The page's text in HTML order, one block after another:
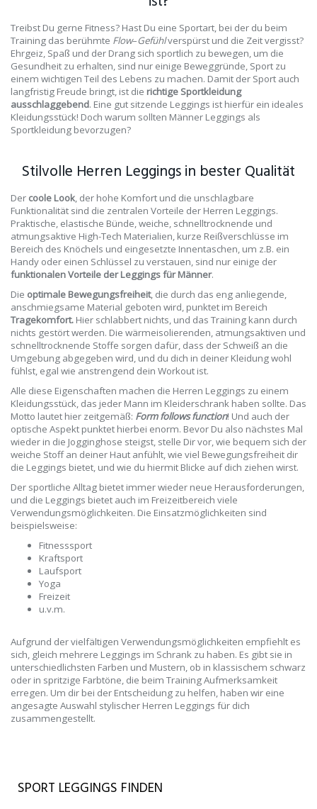
Treibst Du gerne Fitness? Hast Du eine Sportart, bei der du beim
Training das berühmte Flow–Gefühlverspürst und die Zeit vergisst?
Ehrgeiz, Spaß und der Drang sich sportlich zu bewegen, um die
Gesundheit zu erhalten, sind nur einige Beweggründe, Sport zu
einem wichtigen Teil des Lebens zu machen. Damit der Sport auch
langfristig Freude bringt, ist die richtige Sportkleidung
ausschlaggebend. Eine gut sitzende Leggings ist hierfür ein ideales
Kleidungsstück! Doch warum sollten Männer Leggings als
Sportkleidung bevorzugen?
Stilvolle Herren Leggings in bester Qualität
Der coole Look, der hohe Komfort und die unschlagbare
Funktionalität sind die zentralen Vorteile der Herren Leggings.
Praktische, elastische Bünde, weiche, schnelltrocknende und
atmungsaktive High-Tech Materialien, kurze Reißverschlüsse im
Bereich des Knöchels und eingesetzte Innentaschen, um z.B. ein
Handy oder einen Schlüssel zu verstauen, sind nur einige der
funktionalen Vorteile der Leggings für Männer.
Die optimale Bewegungsfreiheit, die durch das eng anliegende,
anschmiegsame Material geboten wird, punktet im Bereich
Tragekomfort. Hier schlabbert nichts, und das Training kann durch
nichts gestört werden. Die wärmeisolierenden, atmungsaktiven und
schnelltrocknende Stoffe sorgen dafür, dass der Schweiß an die
Umgebung abgegeben wird, und du dich in deiner Kleidung wohl
fühlst, egal wie anstrengend dein Workout ist.
Alle diese Eigenschaften machen die Herren Leggings zu einem
Kleidungsstück, das jeder Mann im Kleiderschrank haben sollte. Das
Motto lautet hier zeitgemäß: Form follows function! Und auch der
optische Aspekt punktet hierbei enorm. Bevor Du also nächstes Mal
wieder in die Jogginghose steigst, stelle Dir vor, wie bequem sich der
weiche Stoff an deiner Haut anfühlt, wie viel Bewegungsfreiheit dir
die Leggings bietet, und wie du hiermit Blicke auf dich ziehen wirst.
Der sportliche Alltag bietet immer wieder neue Herausforderungen,
und die Leggings bietet auch im Freizeitbereich viele
Verwendungsmöglichkeiten. Die Einsatzmöglichkeiten sind
beispielsweise:
Fitnesssport
Kraftsport
Laufsport
Yoga
Freizeit
u.v.m.
Aufgrund der vielfältigen Verwendungsmöglichkeiten empfiehlt es
sich, gleich mehrere Leggings im Schrank zu haben. Es gibt sie in
unterschiedlichsten Farben und Mustern, ob in klassischem schwarz
oder in spritzige Farbtöne, die beim Training Aufmerksamkeit
erregen. Um dir bei der Entscheidung zu helfen, haben wir eine
angesagte Auswahl stylischer Herren Leggings für dich
zusammengestellt.
SPORT LEGGINGS FINDEN